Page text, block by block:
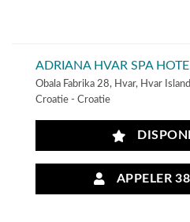
ADRIANA HVAR SPA
Obala Fabrika 28, Hvar, Hvar
Croatie - Croatie
APPELER